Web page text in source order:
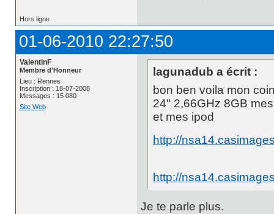
Hors ligne
01-06-2010 22:27:50
ValentinF
Membre d'Honneur
Lieu : Rennes
Inscription : 18-07-2008
Messages : 15 080
Site Web
lagunadub a écrit :
bon ben voila mon
24" 2,66GHz 8GB
et mes ipod
http://
http://
Je te parle plus.